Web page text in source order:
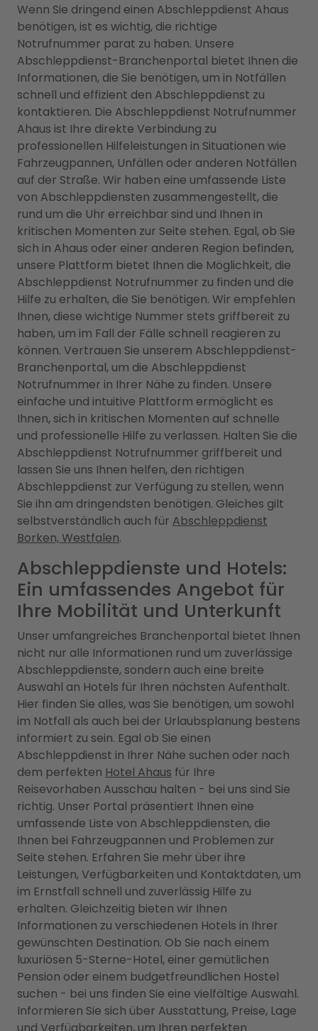
Wenn Sie dringend einen Abschleppdienst Ahaus
benötigen, ist es wichtig, die richtige
Notrufnummer parat zu haben. Unsere
Abschleppdienst-Branchenportal bietet Ihnen die
Informationen, die Sie benötigen, um in Notfällen
schnell und effizient den Abschleppdienst zu
kontaktieren. Die Abschleppdienst Notrufnummer
Ahaus ist Ihre direkte Verbindung zu
professionellen Hilfeleistungen in Situationen wie
Fahrzeugpannen, Unfällen oder anderen Notfällen
auf der Straße. Wir haben eine umfassende Liste
von Abschleppdiensten zusammengestellt, die
rund um die Uhr erreichbar sind und Ihnen in
kritischen Momenten zur Seite stehen. Egal, ob Sie
sich in Ahaus oder einer anderen Region befinden,
unsere Plattform bietet Ihnen die Möglichkeit, die
Abschleppdienst Notrufnummer zu finden und die
Hilfe zu erhalten, die Sie benötigen. Wir empfehlen
Ihnen, diese wichtige Nummer stets griffbereit zu
haben, um im Fall der Fälle schnell reagieren zu
können. Vertrauen Sie unserem Abschleppdienst-
Branchenportal, um die Abschleppdienst
Notrufnummer in Ihrer Nähe zu finden. Unsere
einfache und intuitive Plattform ermöglicht es
Ihnen, sich in kritischen Momenten auf schnelle
und professionelle Hilfe zu verlassen. Halten Sie die
Abschleppdienst Notrufnummer griffbereit und
lassen Sie uns Ihnen helfen, den richtigen
Abschleppdienst zur Verfügung zu stellen, wenn
Sie ihn am dringendsten benötigen. Gleiches gilt
selbstverständlich auch für Abschleppdienst
Borken, Westfalen.
Abschleppdienste und Hotels:
Ein umfassendes Angebot für
Ihre Mobilität und Unterkunft
Unser umfangreiches Branchenportal bietet Ihnen
nicht nur alle Informationen rund um zuverlässige
Abschleppdienste, sondern auch eine breite
Auswahl an Hotels für Ihren nächsten Aufenthalt.
Hier finden Sie alles, was Sie benötigen, um sowohl
im Notfall als auch bei der Urlaubsplanung bestens
informiert zu sein. Egal ob Sie einen
Abschleppdienst in Ihrer Nähe suchen oder nach
dem perfekten Hotel Ahaus für Ihre
Reisevorhaben Ausschau halten - bei uns sind Sie
richtig. Unser Portal präsentiert Ihnen eine
umfassende Liste von Abschleppdiensten, die
Ihnen bei Fahrzeugpannen und Problemen zur
Seite stehen. Erfahren Sie mehr über ihre
Leistungen, Verfügbarkeiten und Kontaktdaten, um
im Ernstfall schnell und zuverlässig Hilfe zu
erhalten. Gleichzeitig bieten wir Ihnen
Informationen zu verschiedenen Hotels in Ihrer
gewünschten Destination. Ob Sie nach einem
luxuriösen 5-Sterne-Hotel, einer gemütlichen
Pension oder einem budgetfreundlichen Hostel
suchen - bei uns finden Sie eine vielfältige Auswahl.
Informieren Sie sich über Ausstattung, Preise, Lage
und Verfügbarkeiten, um Ihren perfekten